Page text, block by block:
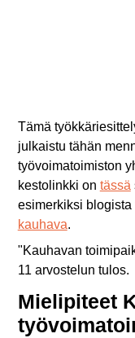
Tämä
julkaistu tähän
työvoimatoimiston
kestolinkki on tässä
esimerkiksi
kauhava.
"Kauhavan
11 arvostelun tulos.
Mielipiteet